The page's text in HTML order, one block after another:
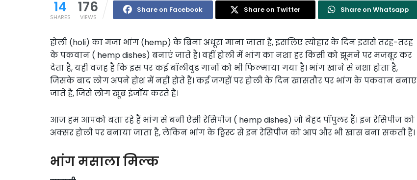
14
SHARES
176
VIEWS
Share on Facebook Share on Twitter Share on Whatsapp
होली (holi) का मजा भांग (hemp) के बिना अधूरा माना जाता है, इसलिए त्योहार के दिन इससे तरह-तरह
के पकवान ( hemp dishes) बनाएं जाते हैं। वहीं होली में भांग का नशा हर किसी को झूमने पर मजबूर कर
देता है, यही वजह है कि इस पर कई बॉलीवुड गानों को भी फिल्माया गया है। भांग खाने से नशा होता है,
जिसके बाद लोग अपने होश में नहीं होते हैं। कई जगहों पर होली के दिन खासतौर पर भांग के पकवान बनाए
जाते हैं, जिसे लोग खूब इंजॉय करते हैं।
आज हम आपको बता रहे हैं भांग से बनी ऐसी रेसिपीज ( hemp dishes) जो बेहद पॉपुलर हैं। इन रेसिपीज को
अक्सर होली पर बनाया जाता है, लेकिन भांग के ट्विस्ट से इन रेसिपीज को आप और भी खास बना सकती हैं।
भांग मसाला मिल्क